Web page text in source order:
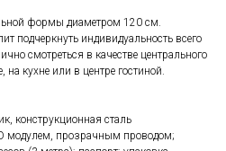
формы диаметром 120 см.
подчеркнуть индивидуальность всего
смотреться в качестве центрального
на кухне или в центре гостиной.
конструкционная сталь
модулем, прозрачным проводом;